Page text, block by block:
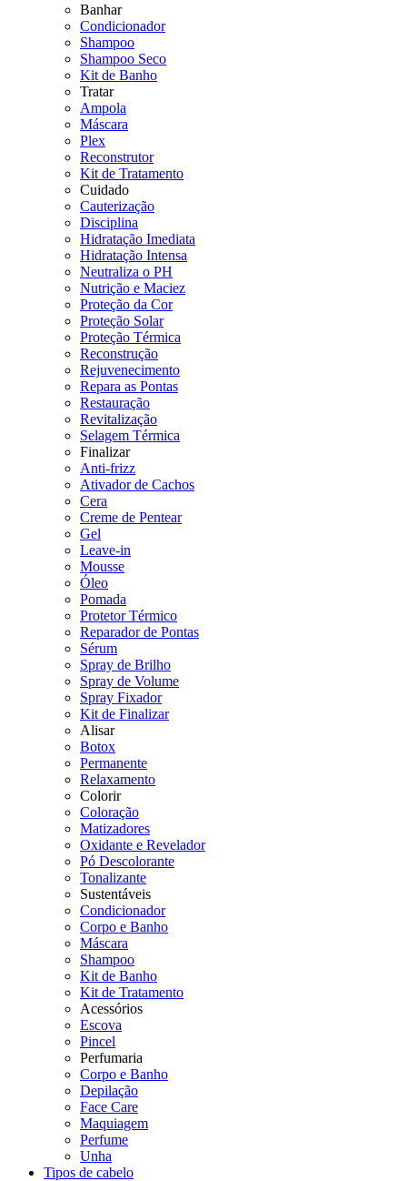
Banhar
Condicionador
Shampoo
Shampoo Seco
Kit de Banho
Tratar
Ampola
Máscara
Plex
Reconstrutor
Kit de Tratamento
Cuidado
Cauterização
Disciplina
Hidratação Imediata
Hidratação Intensa
Neutraliza o PH
Nutrição e Maciez
Proteção da Cor
Proteção Solar
Proteção Térmica
Reconstrução
Rejuvenecimento
Repara as Pontas
Restauração
Revitalização
Selagem Térmica
Finalizar
Anti-frizz
Ativador de Cachos
Cera
Creme de Pentear
Gel
Leave-in
Mousse
Óleo
Pomada
Protetor Térmico
Reparador de Pontas
Sérum
Spray de Brilho
Spray de Volume
Spray Fixador
Kit de Finalizar
Alisar
Botox
Permanente
Relaxamento
Colorir
Coloração
Matizadores
Oxidante e Revelador
Pó Descolorante
Tonalizante
Sustentáveis
Condicionador
Corpo e Banho
Máscara
Shampoo
Kit de Banho
Kit de Tratamento
Acessórios
Escova
Pincel
Perfumaria
Corpo e Banho
Depilação
Face Care
Maquiagem
Perfume
Unha
Tipos de cabelo